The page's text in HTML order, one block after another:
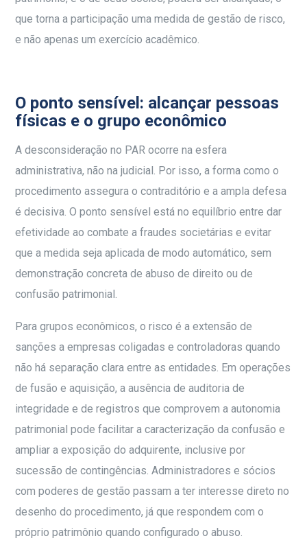
que torna a participação uma medida de gestão de risco,
e não apenas um exercício acadêmico.
O ponto sensível: alcançar pessoas
físicas e o grupo econômico
A desconsideração no PAR ocorre na esfera
administrativa, não na judicial. Por isso, a forma como o
procedimento assegura o contraditório e a ampla defesa
é decisiva. O ponto sensível está no equilíbrio entre dar
efetividade ao combate a fraudes societárias e evitar
que a medida seja aplicada de modo automático, sem
demonstração concreta de abuso de direito ou de
confusão patrimonial.
Para grupos econômicos, o risco é a extensão de
sanções a empresas coligadas e controladoras quando
não há separação clara entre as entidades. Em operações
de fusão e aquisição, a ausência de auditoria de
integridade e de registros que comprovem a autonomia
patrimonial pode facilitar a caracterização da confusão e
ampliar a exposição do adquirente, inclusive por
sucessão de contingências. Administradores e sócios
com poderes de gestão passam a ter interesse direto no
desenho do procedimento, já que respondem com o
próprio patrimônio quando configurado o abuso.